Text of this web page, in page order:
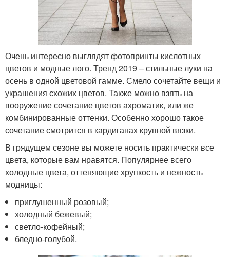
Очень интересно выглядят фотопринты кислотных
цветов и модные лого. Тренд 2019 – стильные луки на
осень в одной цветовой гамме. Смело сочетайте вещи и
украшения схожих цветов. Также можно взять на
вооружение сочетание цветов ахроматик, или же
комбинированные оттенки. Особенно хорошо такое
сочетание смотрится в кардиганах крупной вязки.
В грядущем сезоне вы можете носить практически все
цвета, которые вам нравятся. Популярнее всего
холодные цвета, оттеняющие хрупкость и нежность
модницы:
приглушенный розовый;
холодный бежевый;
светло-кофейный;
бледно-голубой.